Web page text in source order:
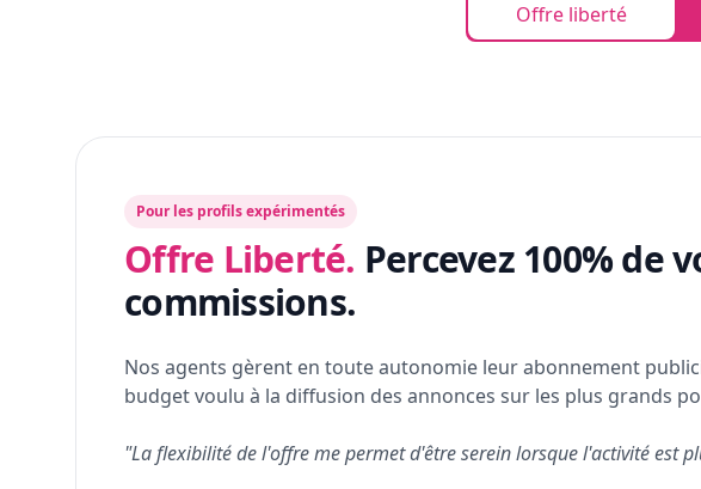
Offre liberté
Pour les profils expérimentés
Offre Liberté. Percevez 100% de
commissions.
Nos agents gèrent en toute autonomie leur abonnement
budget voulu à la diffusion des annonces sur les plus grands
"La flexibilité de l'offre me permet d'être serein lorsque l'activité est